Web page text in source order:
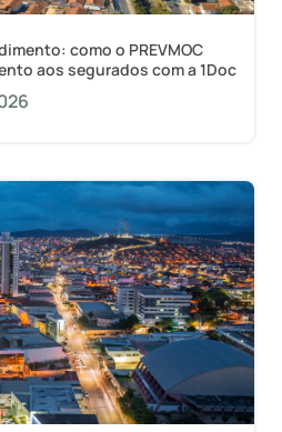
como o PREVMOC
aos segurados com a 1Doc